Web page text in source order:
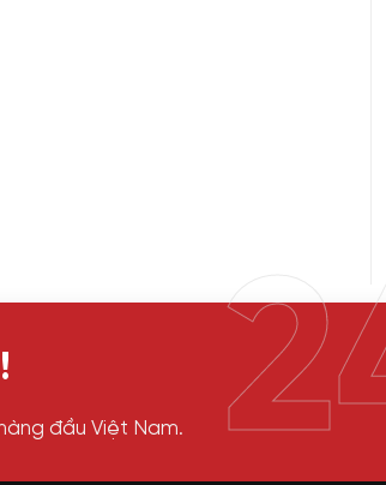
đầu Việt Nam.